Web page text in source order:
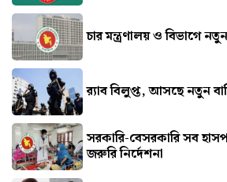
চার মন্ত্রণালয় ও বিভাগে
র‍্যাব বিলুপ্ত, আসছে নতুন
সরকারি-বেসরকারি সব
জরুরি নির্দেশনা